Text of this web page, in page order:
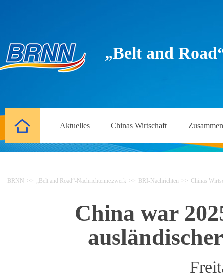
„Belt and
Aktuelles Chinas Wirtschaft
BRNN >> „Belt and Road“-Nachrichtennetzwerk >> BRI-Nachrichten >> Chinas
China war